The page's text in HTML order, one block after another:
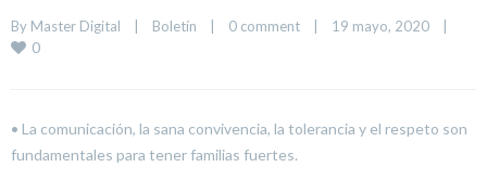
By Master Digital | Boletín | 0 comment | 19 mayo, 2020 |
0
• La comunicación, la sana convivencia, la tolerancia y el respeto son
fundamentales para tener familias fuertes.